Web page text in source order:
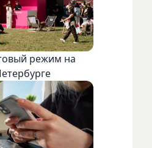
режим на